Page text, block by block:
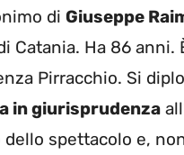
di Giuseppe
Catania. Ha 86
Pirracchio. Si
in giurisprudenza
spettacolo e,